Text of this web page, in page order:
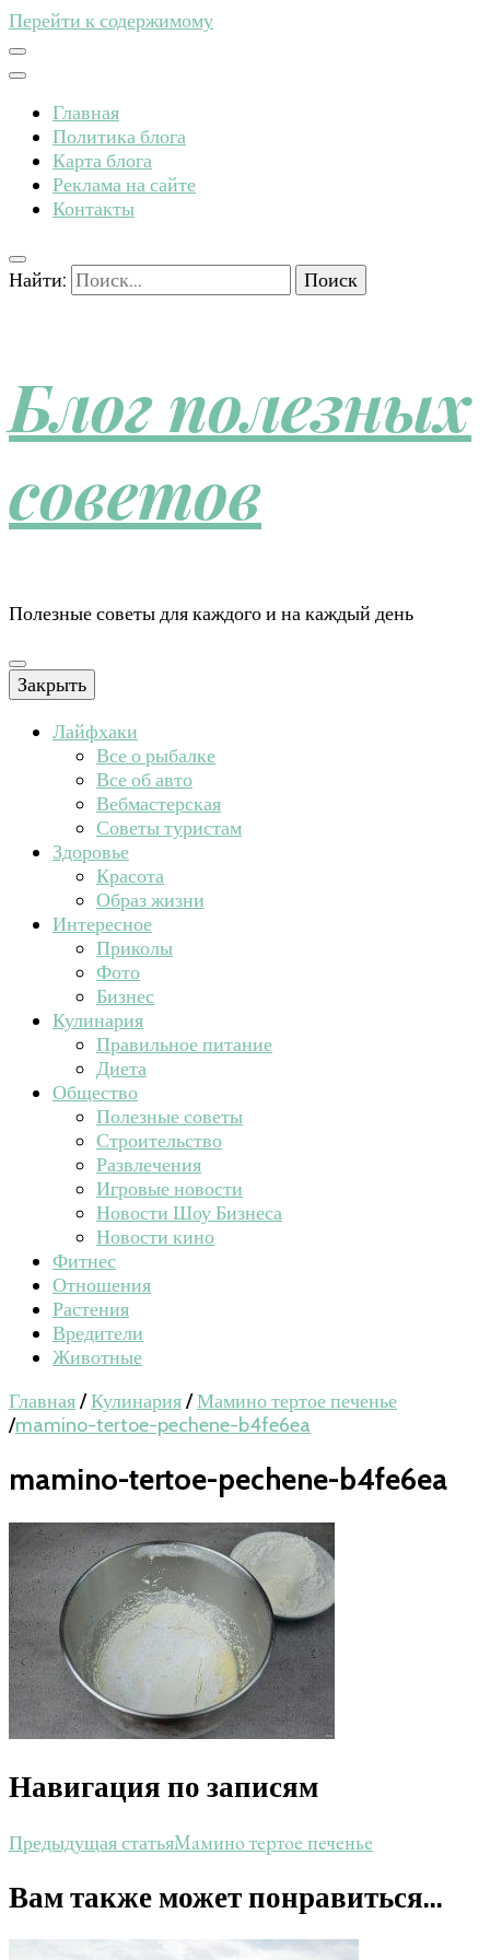
Перейти к содержимому
Главная
Политика блога
Карта блога
Реклама на сайте
Контакты
Найти:
Блог полезных
советов
Полезные советы для каждого и на каждый день
Закрыть
Лайфхаки
Все о рыбалке
Все об авто
Вебмастерская
Советы туристам
Здоровье
Красота
Образ жизни
Интересное
Приколы
Фото
Бизнес
Кулинария
Правильное питание
Диета
Общество
Полезные советы
Строительство
Развлечения
Игровые новости
Новости Шоу Бизнеса
Новости кино
Фитнес
Отношения
Растения
Вредители
Животные
Главная/Кулинария/Мамино тертое печенье
/mamino-tertoe-pechene-b4fe6ea
mamino-tertoe-pechene-b4fe6ea
Навигация по записям
Предыдущая статьяМамино тертое печенье
Вам также может понравиться...